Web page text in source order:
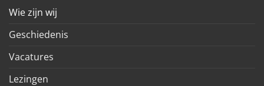
Wie zijn wij
Geschiedenis
Vacatures
Lezingen